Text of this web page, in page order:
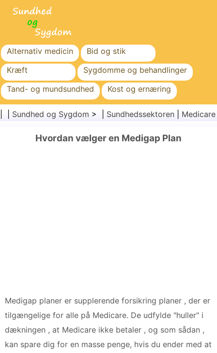
Alternativ medicin
Bid og stik
Kræft
Sygdomme og behandlinger
Tand- og mundsundhed
Kost og ernæring
Familiesundhed
Sundhedssektoren
Sundhed og Sygdom > | Sundhedssektoren
Hvordan vælger en Medigap Plan
Medigap planer er supplerende forsikring planer , der er
tilgængelige for alle på Medicare. De udfylde "huller" i
dækningen , at Medicare ikke betaler , og som sådan ,
kan spare dig for en masse penge, hvis du ender med at